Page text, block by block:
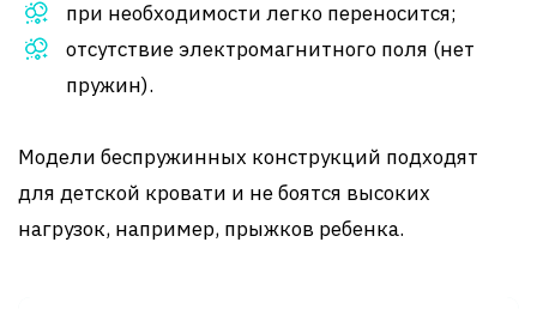
при необходимости легко переносится;
отсутствие электромагнитного поля (нет
пружин).
Модели беспружинных конструкций подходят
для детской кровати и не боятся высоких
нагрузок, например, прыжков ребенка.